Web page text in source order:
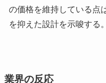
の価格を維持している点
を抑えた設計を示唆する。
業界の反応